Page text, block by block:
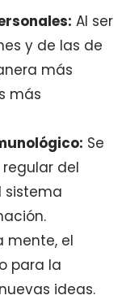
Al ser
y de las de
más
más
Se
del
sistema
mente, el
para la
ideas.